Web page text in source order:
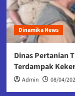
Dinamika News
Dinas Pertanian
Terdampak
Admin 08/04/